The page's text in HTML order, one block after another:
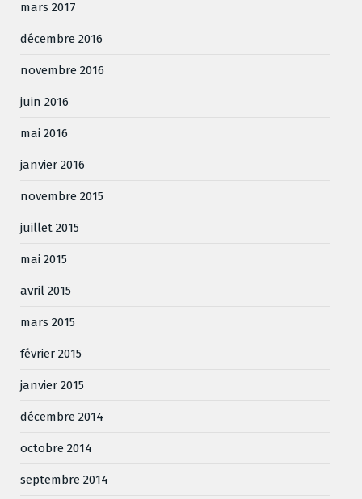
mars 2017
décembre 2016
novembre 2016
juin 2016
mai 2016
janvier 2016
novembre 2015
juillet 2015
mai 2015
avril 2015
mars 2015
février 2015
janvier 2015
décembre 2014
octobre 2014
septembre 2014